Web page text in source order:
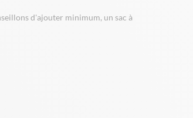
d'ajouter minimum, un sac à